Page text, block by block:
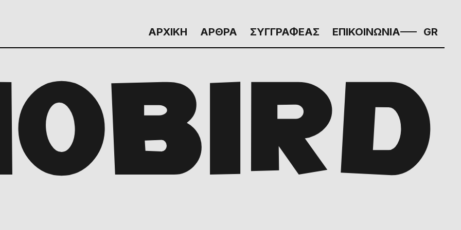
ΑΡΧΙΚΗ ΑΡΘΡΑ ΣΥΓΓΡΑΦΕΑΣ ΕΠΙΚΟΙΝΩΝΙΑ GR